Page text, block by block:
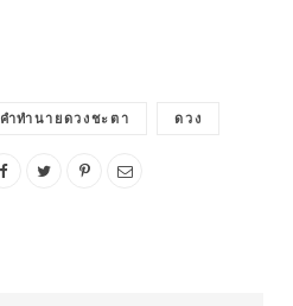
คำทำนายดวงชะตา ดวง